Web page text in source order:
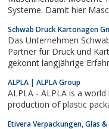
Systeme. Damit hier
genauestens analysiert
Schwab Druck Kartonagen
Das Unternehmen
Partner für Druck und
gekonnt langjährige
individuelle und leistungsstarke
Ansprüchen und
ALPLA | ALPLA Group
ALPLA - ALPLA is a world leader in the development and
production of plastic
Etivera Verpackungen, Glas